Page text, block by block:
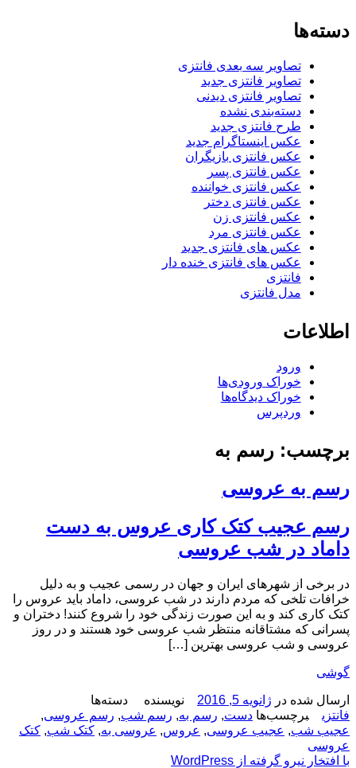
دسته‌ها
تصاویر سه بعدی فانتزی
تصاویر فانتزی جدید
تصاویر فانتزی دیدنی
دسته‌بندی نشده
طرح فانتزی جدید
عکس اینستاگرام جدید
عکس فانتزی بازیگران
عکس فانتزی پسر
عکس فانتزی خواننده
عکس فانتزی دختر
عکس فانتزی زن
عکس فانتزی مرد
عکس های فانتزی جدید
عکس های فانتزی خنده دار
فانتزی
مدل فانتزی
اطلاعات
ورود
خوراک ورودی‌ها
خوراک دیدگاه‌ها
وردپرس
برچسب: رسم به
رسم به عروسی
رسم عجیب کتک کاری عروس به دست
داماد در شب عروسی
در برخی از شهرهای ایران و جهان در رسمی عجیب و به دلیل
خرافات تلخی که مردم دارند در شب عروسی، داماد باید عروس را
کتک کاری کند و به این صورت زندگی خود را شروع کنند! دختران و
پسرانی که مشتاقانه منتظر شب عروسی خود هستند و در روز
عروسی و شب عروسی بهترین […]
گوشی
ارسال شده در ژانویه 5, 2016 نویسنده
دسته‌ها
فانتزی
برچسب‌ها دست, رسم به, رسم شب, رسم عروسی,
عجیب شب, عجیب عروسی, عروس, عروسی به, کتک شب, کتک
عروسی
با افتخار نیرو گرفته از WordPress